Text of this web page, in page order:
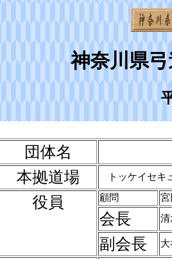
神奈川県
団体名
本拠道場
トッケイセ
役員 顧問
会長 清
副会長